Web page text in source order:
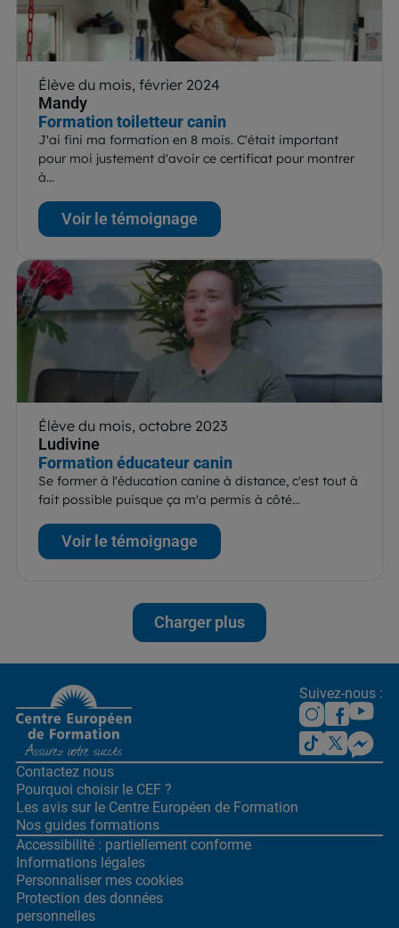
Élève du mois, février 2024
Mandy
Formation toiletteur canin
J'ai fini ma formation en 8 mois. C'était important
pour moi justement d'avoir ce certificat pour montrer
à…
Voir le témoignage
Élève du mois, octobre 2023
Ludivine
Formation éducateur canin
Se former à l'éducation canine à distance, c'est tout à
fait possible puisque ça m'a permis à côté…
Voir le témoignage
Charger plus
Suivez-nous :
Contactez nous
Pourquoi choisir le CEF ?
Les avis sur le Centre Européen de Formation
Nos guides formations
Accessibilité : partiellement conforme
Informations légales
Personnaliser mes cookies
Protection des données
personnelles